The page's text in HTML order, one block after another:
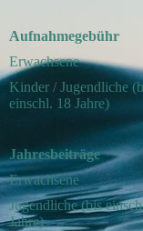
Aufnahmegebühr
Erwachsene
Kinder / Jugendliche
einschl. 18 Jahre)
Jahresbeiträge
Erwachsene
Jugendliche (bis
Jahre)